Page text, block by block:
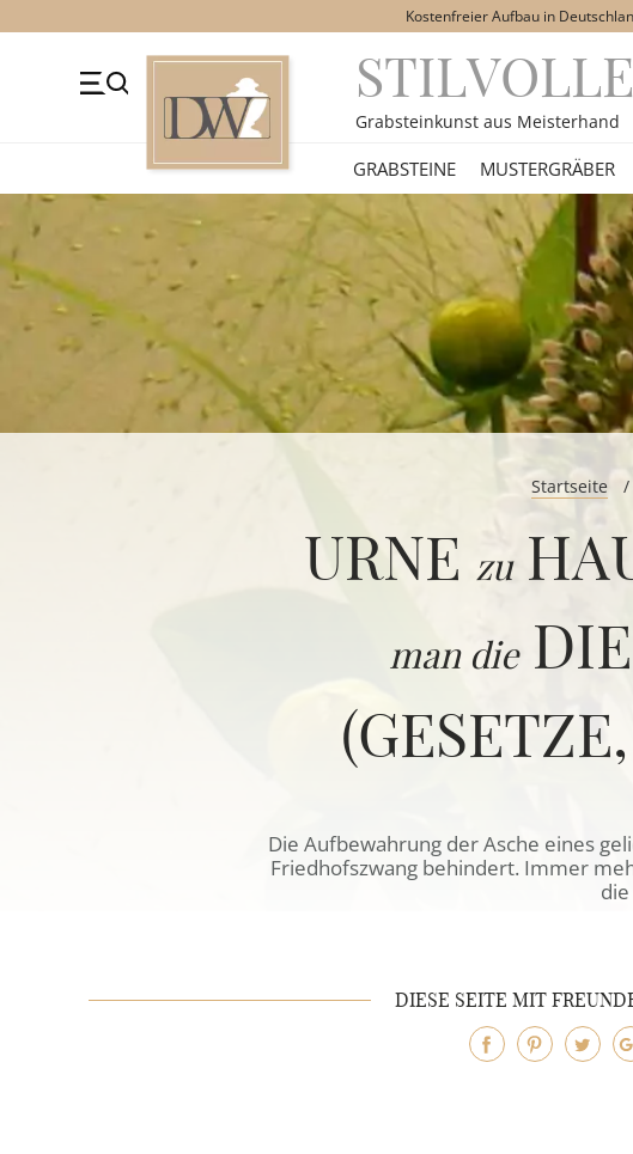
Kostenfreier Aufbau in
+49 (0)3641 4787525
Beratung Mo-Fr. 09-16 Uhr
Kontakt
GRABSTEINE
STILE
MOTIVE
MATERIAL
ÜBER UNS
VIDEOS
STILVOLLE
Grabsteinkunst aus Meisterhand
GRABSTEINE MUSTERGRÄBER
Startseite
URNE zu
man die
Die Aufbewahrung der Asche eines
Friedhofszwang behindert. Immer
DIESE SEITE MIT